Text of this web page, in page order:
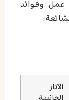
آلية عمل وفوائد
الآثار